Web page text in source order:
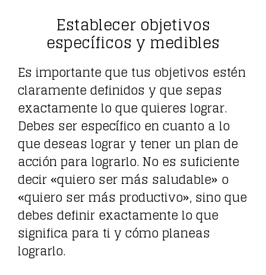
Establecer objetivos
específicos y medibles
Es importante que tus objetivos estén
claramente definidos y que sepas
exactamente lo que quieres lograr.
Debes ser específico en cuanto a lo
que deseas lograr y tener un plan de
acción para lograrlo. No es suficiente
decir «quiero ser más saludable» o
«quiero ser más productivo», sino que
debes definir exactamente lo que
significa para ti y cómo planeas
lograrlo.